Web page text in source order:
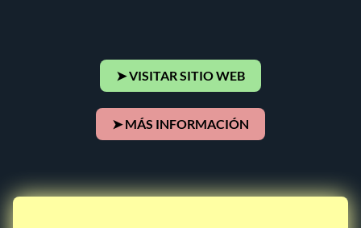
➤ VISITAR SITIO WEB
➤ MÁS INFORMACIÓN